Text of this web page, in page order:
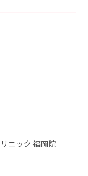
ニック 福岡院